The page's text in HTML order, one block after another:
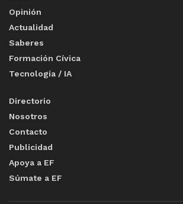
Opinión
Actualidad
Saberes
Formación Cívica
Tecnología / IA
Directorio
Nosotros
Contacto
Publicidad
Apoya a EF
Súmate a EF